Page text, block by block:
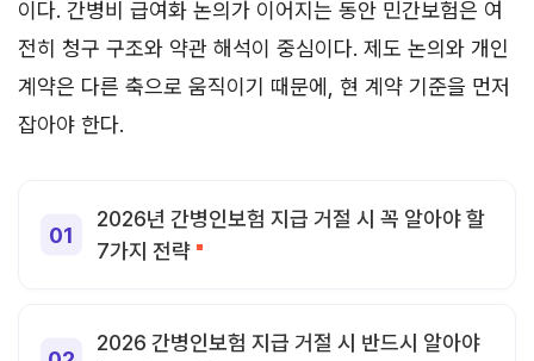
이다. 간병비 급여화 논의가 이어지는 동안 민간보험은 여
전히 청구 구조와 약관 해석이 중심이다. 제도 논의와 개인
계약은 다른 축으로 움직이기 때문에, 현 계약 기준을 먼저
잡아야 한다.
2026년 간병인보험 지급 거절 시 꼭 알아야 할
7가지 전략
2026 간병인보험 지급 거절 시 반드시 알아야